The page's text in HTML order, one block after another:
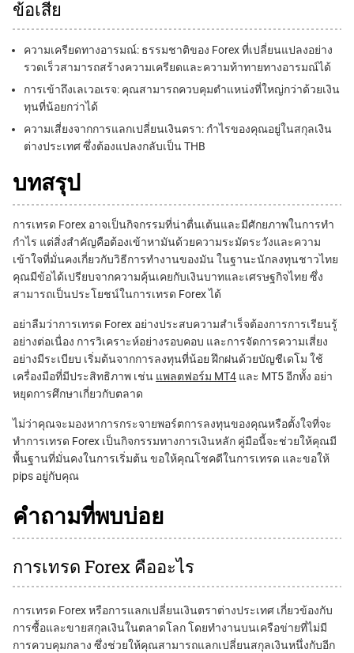
ข้อเสีย
ความเครียดทางอารมณ์: ธรรมชาติของ Forex ที่เปลี่ยนแปลงอย่าง
รวดเร็วสามารถสร้างความเครียดและความท้าทายทางอารมณ์ได้
การเข้าถึงเลเวอเรจ: คุณสามารถควบคุมตำแหน่งที่ใหญ่กว่าด้วยเงิน
ทุนที่น้อยกว่าได้
ความเสี่ยงจากการแลกเปลี่ยนเงินตรา: กำไรของคุณอยู่ในสกุลเงิน
ต่างประเทศ ซึ่งต้องแปลงกลับเป็น THB
บทสรุป
การเทรด Forex อาจเป็นกิจกรรมที่น่าตื่นเต้นและมีศักยภาพในการทำ
กำไร แต่สิ่งสำคัญคือต้องเข้าหามันด้วยความระมัดระวังและความ
เข้าใจที่มั่นคงเกี่ยวกับวิธีการทำงานของมัน ในฐานะนักลงทุนชาวไทย
คุณมีข้อได้เปรียบจากความคุ้นเคยกับเงินบาทและเศรษฐกิจไทย ซึ่ง
สามารถเป็นประโยชน์ในการเทรด Forex ได้
อย่าลืมว่าการเทรด Forex อย่างประสบความสำเร็จต้องการการเรียนรู้
อย่างต่อเนื่อง การวิเคราะห์อย่างรอบคอบ และการจัดการความเสี่ยง
อย่างมีระเบียบ เริ่มต้นจากการลงทุนที่น้อย ฝึกฝนด้วยบัญชีเดโม ใช้
เครื่องมือที่มีประสิทธิภาพ เช่น แพลตฟอร์ม MT4 และ MT5 อีกทั้ง อย่า
หยุดการศึกษาเกี่ยวกับตลาด
ไม่ว่าคุณจะมองหาการกระจายพอร์ตการลงทุนของคุณหรือตั้งใจที่จะ
ทำการเทรด Forex เป็นกิจกรรมทางการเงินหลัก คู่มือนี้จะช่วยให้คุณมี
พื้นฐานที่มั่นคงในการเริ่มต้น ขอให้คุณโชคดีในการเทรด และขอให้
pips อยู่กับคุณ
คำถามที่พบบ่อย
การเทรด Forex คืออะไร
การเทรด Forex หรือการแลกเปลี่ยนเงินตราต่างประเทศ เกี่ยวข้องกับ
การซื้อและขายสกุลเงินในตลาดโลก โดยทำงานบนเครือข่ายที่ไม่มี
การควบคุมกลาง ซึ่งช่วยให้คุณสามารถแลกเปลี่ยนสกุลเงินหนึ่งกับอีก